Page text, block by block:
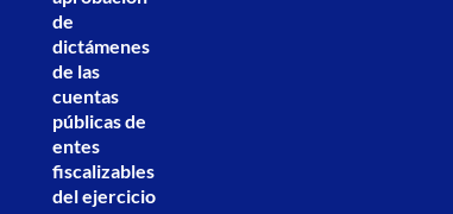
de
dictámenes
de las
cuentas
públicas de
entes
fiscalizables
del ejercicio